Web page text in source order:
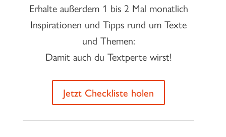
Erhalte außerdem 1 bis 2 Mal monatlich
Inspirationen und Tipps rund um Texte
und Themen:
Damit auch du Textperte wirst!
Jetzt Checkliste holen